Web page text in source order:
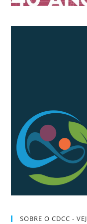
SOBRE O CDCC -